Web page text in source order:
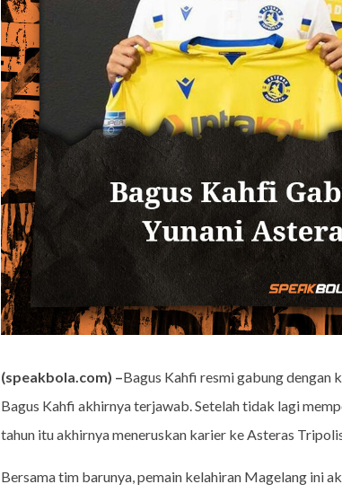
(speakbola.com) –Bagus Kahfi resmi gabung dengan
Bagus Kahfi akhirnya terjawab. Setelah tidak lagi
tahun itu akhirnya meneruskan karier ke Asteras
Bersama tim barunya, pemain kelahiran Magelang ini